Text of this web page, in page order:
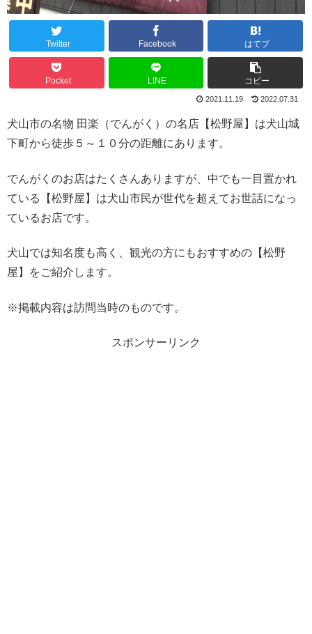
Twitter Facebook はてブ
Pocket LINE コピー
2021.11.19 2022.07.31
犬山市の名物 田楽（でんがく）の名店【松野屋】は犬山城
下町から徒歩５～１０分の距離にあります。
でんがくのお店はたくさんありますが、中でも一目置かれ
ている【松野屋】は犬山市民が世代を超えてお世話になっ
ているお店です。
犬山では知名度も高く、観光の方にもおすすめの【松野
屋】をご紹介します。
※掲載内容は訪問当時のものです。
スポンサーリンク